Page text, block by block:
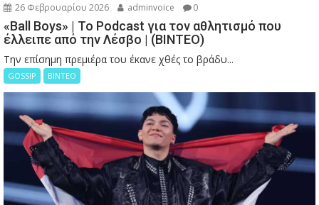
26 Φεβρουαρίου 2026 adminvoice 0
«Ball Boys» | Το Podcast για τον αθλητισμό που
έλλειπε από την Λέσβο | (ΒΙΝΤΕΟ)
Την επίσημη πρεμιέρα του έκανε χθές το βράδυ...
GOSSIP ΒΙΝΤΕΟ